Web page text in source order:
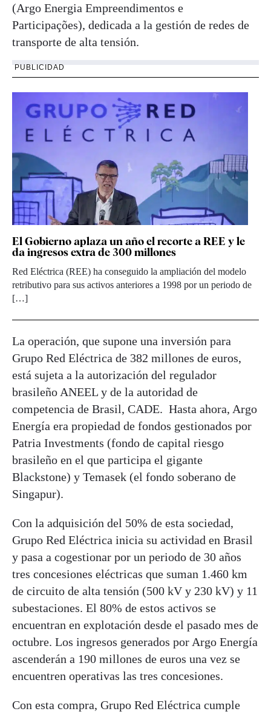
(Argo Energia Empreendimentos e
Participações), dedicada a la gestión de redes de
transporte de alta tensión.
PUBLICIDAD
El Gobierno aplaza un año el recorte a REE y le
da ingresos extra de 300 millones
Red Eléctrica (REE) ha conseguido la ampliación del modelo
retributivo para sus activos anteriores a 1998 por un periodo de
[…]
La operación, que supone una inversión para
Grupo Red Eléctrica de 382 millones de euros,
está sujeta a la autorización del regulador
brasileño ANEEL y de la autoridad de
competencia de Brasil, CADE. Hasta ahora, Argo
Energía era propiedad de fondos gestionados por
Patria Investments (fondo de capital riesgo
brasileño en el que participa el gigante
Blackstone) y Temasek (el fondo soberano de
Singapur).
Con la adquisición del 50% de esta sociedad,
Grupo Red Eléctrica inicia su actividad en Brasil
y pasa a cogestionar por un periodo de 30 años
tres concesiones eléctricas que suman 1.460 km
de circuito de alta tensión (500 kV y 230 kV) y 11
subestaciones. El 80% de estos activos se
encuentran en explotación desde el pasado mes de
octubre. Los ingresos generados por Argo Energía
ascenderán a 190 millones de euros una vez se
encuentren operativas las tres concesiones.
Con esta compra, Grupo Red Eléctrica cumple